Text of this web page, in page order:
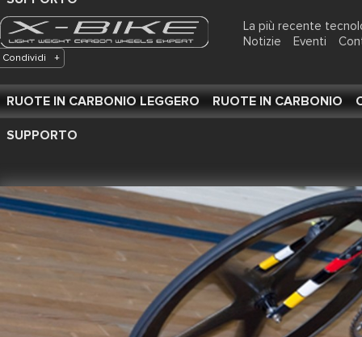
La più recente
Notizie
Eventi
Condividi +
RUOTE IN CARBONIO LEGGERO RUOTE IN CARBONIO
SUPPORTO